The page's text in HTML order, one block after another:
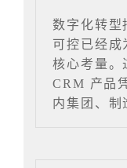
数字化转型
可控已经成
核心考量。
CRM 产品
内集团、